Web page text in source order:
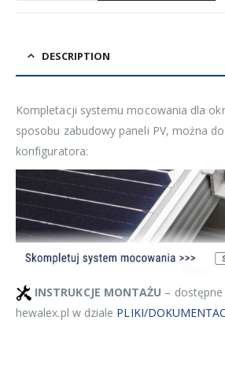
DESCRIPTION
Kompletacji systemu mocowania dla
sposobu zabudowy paneli PV, można
konfiguratora:
INSTRUKCJE MONTAŻU –
hewalex.pl w dziale PLIKI/